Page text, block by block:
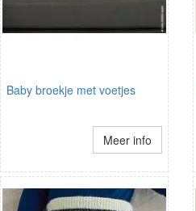
Baby broekje met voetjes
Meer info